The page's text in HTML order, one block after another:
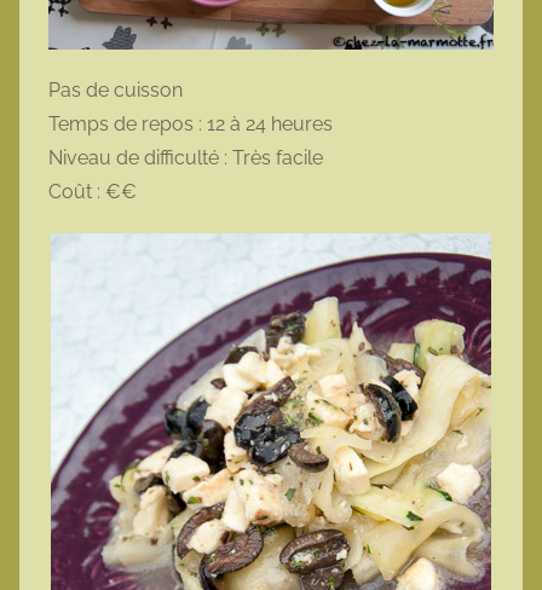
Pas de cuisson
Temps de repos : 12 à 24 heures
Niveau de difficulté : Très facile
Coût : €€